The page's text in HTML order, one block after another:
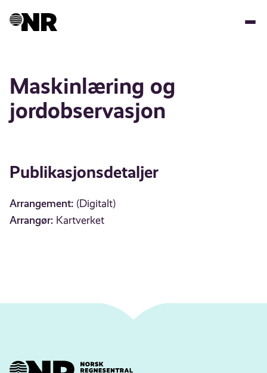
Maskinlæring og
jordobservasjon
Publikasjonsdetaljer
Arrangement: (Digitalt)
Arrangør: Kartverket